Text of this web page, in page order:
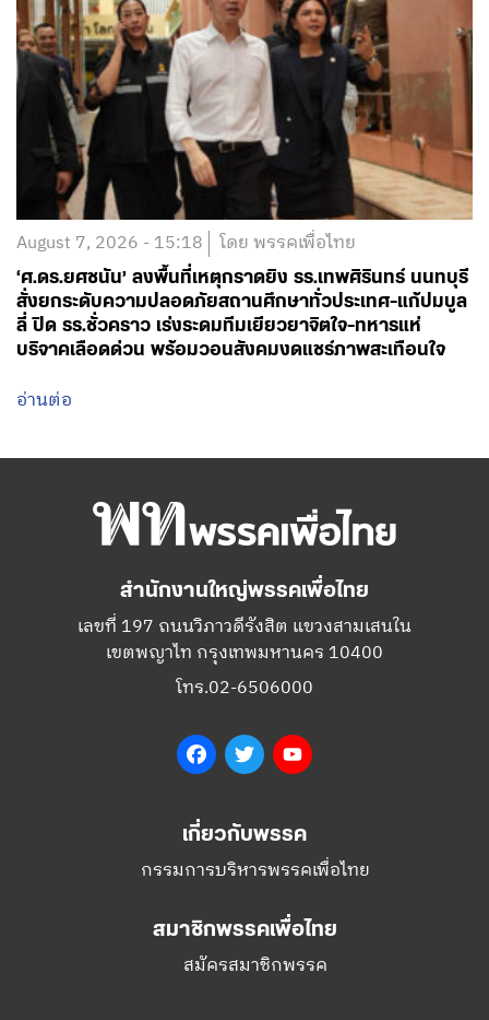
August 7, 2026 - 15:18 โดย พรรคเพื่อไทย
‘ศ.ดร.ยศชนัน’ ลงพื้นที่เหตุกราดยิง รร.เทพศิรินทร์ นนทบุรี
สั่งยกระดับความปลอดภัยสถานศึกษาทั่วประเทศ-แก้ปมบูล
ลี่ ปิด รร.ชั่วคราว เร่งระดมทีมเยียวยาจิตใจ-ทหารแห่
บริจาคเลือดด่วน พร้อมวอนสังคมงดแชร์ภาพสะเทือนใจ
อ่านต่อ
สำนักงานใหญ่พรรคเพื่อไทย
เลขที่ 197 ถนนวิภาวดีรังสิต แขวงสามเสนใน
เขตพญาไท กรุงเทพมหานคร 10400
โทร.02-6506000
FacebookTwitter
เกี่ยวกับพรรค
กรรมการบริหารพรรคเพื่อไทย
สมาชิกพรรคเพื่อไทย
สมัครสมาชิกพรรค